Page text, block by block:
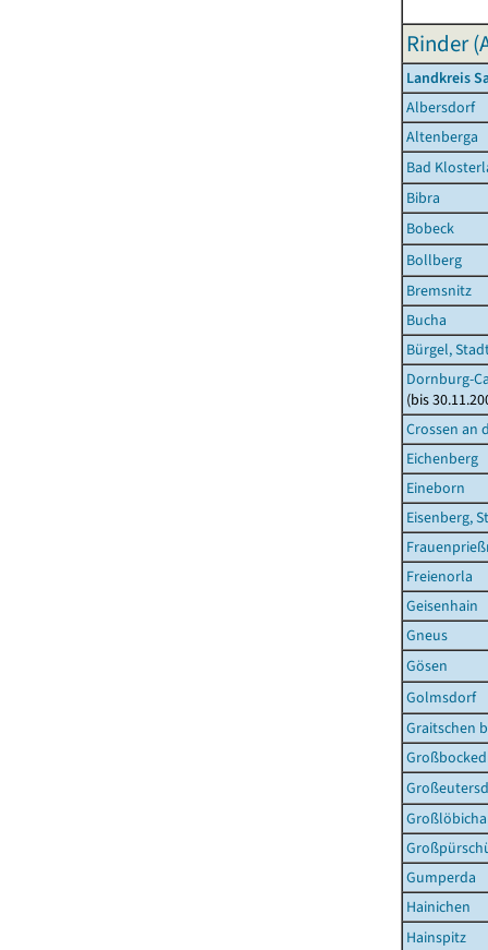
Rinder
Landkreis
Albersdorf
Altenberga
Bad
Bibra
Bobeck
Bollberg
Bremsnitz
Bucha
Bürgel,
Dornburg-
(bis
Crossen an
Eichenberg
Eineborn
Eisenberg,
Freienorla
Geisenhain
Gneus
Gösen
Golmsdorf
Graitschen
Gumperda
Hainichen
Hainspitz